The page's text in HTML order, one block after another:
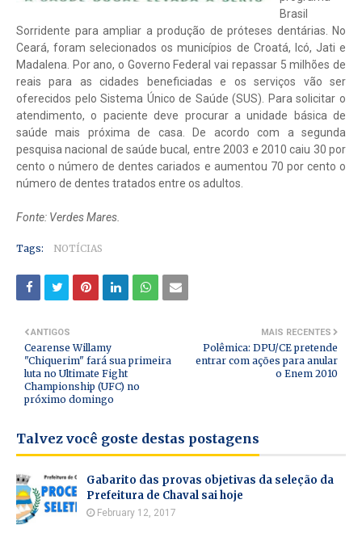
Brasil
Sorridente para ampliar a produção de próteses dentárias. No
Ceará, foram selecionados os municípios de Croatá, Icó, Jati e
Madalena. Por ano, o Governo Federal vai repassar 5 milhões de
reais para as cidades beneficiadas e os serviços vão ser
oferecidos pelo Sistema Único de Saúde (SUS). Para solicitar o
atendimento, o paciente deve procurar a unidade básica de
saúde mais próxima de casa. De acordo com a segunda
pesquisa nacional de saúde bucal, entre 2003 e 2010 caiu 30 por
cento o número de dentes cariados e aumentou 70 por cento o
número de dentes tratados entre os adultos.
Fonte: Verdes Mares.
Tags: NOTÍCIAS
MAIS RECENTES
Polêmica: DPU/CE pretende
entrar com ações para anular
o Enem 2010
ANTIGOS
Cearense Willamy
"Chiquerim" fará sua primeira
luta no Ultimate Fight
Championship (UFC) no
próximo domingo
Talvez você goste destas postagens
Gabarito das provas objetivas da seleção da
Prefeitura de Chaval sai hoje
February 12, 2017